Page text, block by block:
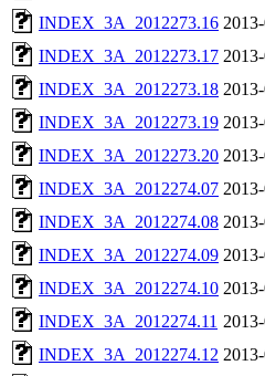
INDEX_3A_2012273.16
INDEX_3A_2012273.17
INDEX_3A_2012273.18
INDEX_3A_2012273.19
INDEX_3A_2012273.20
INDEX_3A_2012274.07
INDEX_3A_2012274.08
INDEX_3A_2012274.09
INDEX_3A_2012274.10
INDEX_3A_2012274.11
INDEX_3A_2012274.12